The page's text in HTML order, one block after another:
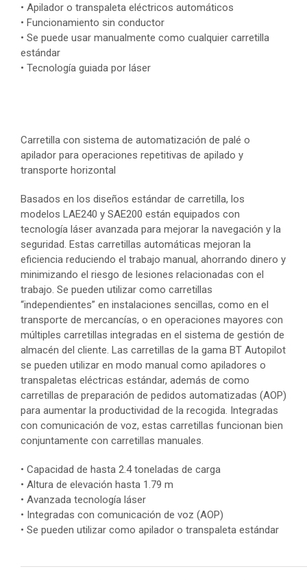
• Apilador o transpaleta eléctricos automáticos
• Funcionamiento sin conductor
• Se puede usar manualmente como cualquier carretilla
estándar
• Tecnología guiada por láser
Carretilla con sistema de automatización de palé o
apilador para operaciones repetitivas de apilado y
transporte horizontal
Basados en los diseños estándar de carretilla, los
modelos LAE240 y SAE200 están equipados con
tecnología láser avanzada para mejorar la navegación y la
seguridad. Estas carretillas automáticas mejoran la
eficiencia reduciendo el trabajo manual, ahorrando dinero y
minimizando el riesgo de lesiones relacionadas con el
trabajo. Se pueden utilizar como carretillas
“independientes” en instalaciones sencillas, como en el
transporte de mercancías, o en operaciones mayores con
múltiples carretillas integradas en el sistema de gestión de
almacén del cliente. Las carretillas de la gama BT Autopilot
se pueden utilizar en modo manual como apiladores o
transpaletas eléctricas estándar, además de como
carretillas de preparación de pedidos automatizadas (AOP)
para aumentar la productividad de la recogida. Integradas
con comunicación de voz, estas carretillas funcionan bien
conjuntamente con carretillas manuales.
• Capacidad de hasta 2.4 toneladas de carga
• Altura de elevación hasta 1.79 m
• Avanzada tecnología láser
• Integradas con comunicación de voz (AOP)
• Se pueden utilizar como apilador o transpaleta estándar